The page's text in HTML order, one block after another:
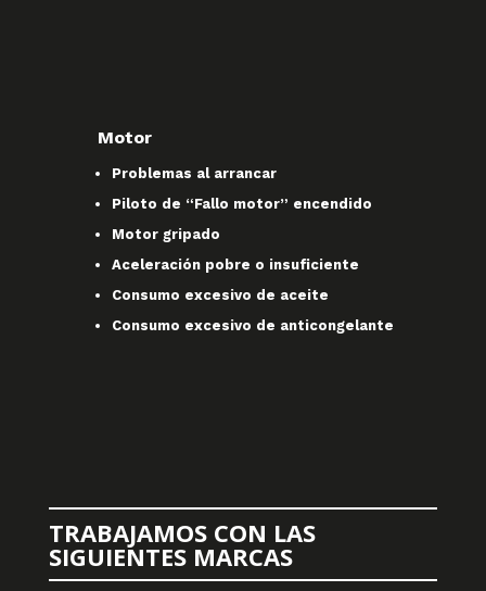
Motor
Problemas al arrancar
Piloto de “Fallo motor” encendido
Motor gripado
Aceleración pobre o insuficiente
Consumo excesivo de aceite
Consumo excesivo de anticongelante
TRABAJAMOS CON LAS
SIGUIENTES MARCAS